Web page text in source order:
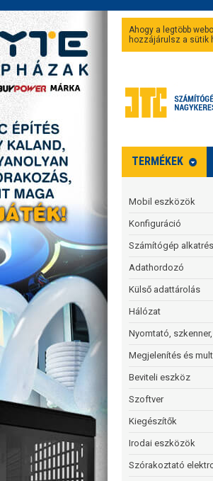
Ahogy a legtöbb
hozzájárulsz a sütik
TERMÉKEK
Mobil eszközök
Konfiguráció
Számítógép
Adathordozó
Külső adattárolás
Hálózat
Nyomtató,
Megjelenítés és
Beviteli eszköz
Szoftver
Kiegészítők
Irodai eszközök
Szórakoztató